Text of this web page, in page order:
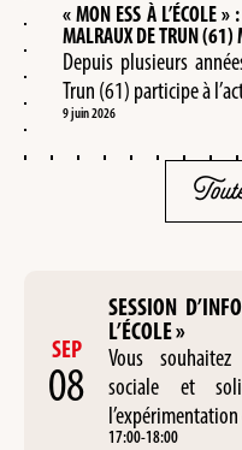
« MON ESS À L’ÉCOLE »
MALRAUX DE TRUN (61)
Depuis plusieurs
Trun (61) participe à
9 juin 2026
SEP
08
SESSION
L’ÉCOLE »
Vous
sociale et
17:00-18:00